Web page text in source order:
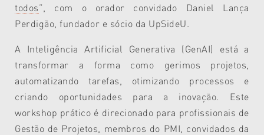
todos”, com o orador convidado Daniel Lança
Perdigão ,fundador e sócio da UpSideU.
A Inteligência Artificial Generativa (GenAI) está a
transformar a forma como gerimos projetos,
automatizando tarefas, otimizando processos e
criando oportunidades para a inovação. Este
workshop prático é direcionado para profissionais de
Gestão de Projetos, membros do PMI, convidados da